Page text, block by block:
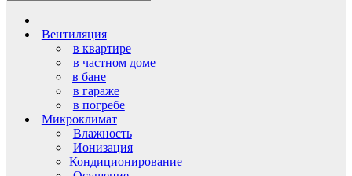
Вентиляция
в квартире
в частном доме
в бане
в гараже
в погребе
Микроклимат
Влажность
Ионизация
Кондиционирование